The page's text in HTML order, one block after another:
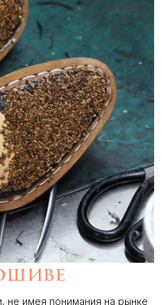
не имея понимания на рынке